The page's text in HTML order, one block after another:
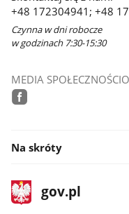
+48 172304941; +48
Czynna w dni robocze
w godzinach 7:30-15:30
MEDIA
Na skróty
stopka
gov.plStrona
gov.pl